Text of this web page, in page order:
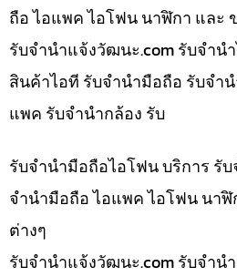
ถือ ไอแพค ไอโฟน นาฬิกา และ
รับจํานําแจ้งวัฒนะ.com รับจำน
สินค้าไอที รับจำนำมือถือ รับจำ
แพค รับจำนำกล้อง รับ
รับจำนำมือถือไอโฟน บริการ รั
จำนำมือถือ ไอแพค ไอโฟน นา
ต่างๆ
รับจํานําแจ้งวัฒนะ.com รับจำน